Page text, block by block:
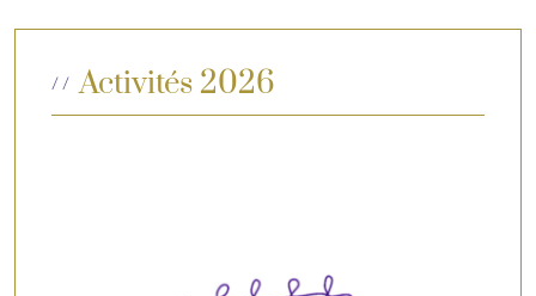
Activités 2026